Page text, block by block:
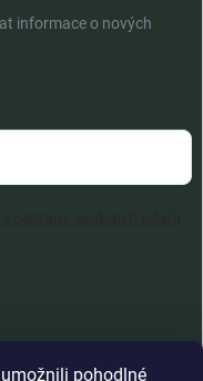
pohodlné
informace o nových